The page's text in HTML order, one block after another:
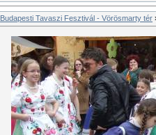
Budapesti Tavaszi Fesztivál - Vörösmarty tér